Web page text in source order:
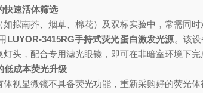
快速活体筛选
如拟南芥、烟草、棉花）及双标实验中，常需同
LUYOR-3415RG手持式荧光蛋白激发光源。该
灯头，配合专用滤光眼镜，即可在非暗室环境下
低成本荧光升级
视显微镜不具备荧光功能，重新采购好的荧光体